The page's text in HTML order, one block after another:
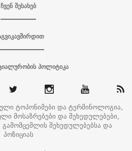
ჩვენ შესახებ
პოლიტიკა
ტოპონიმები და ტერმინოლოგია,
მოსაზრებები და შეხედულებები,
შეხედულებებსა და
პოზიციას